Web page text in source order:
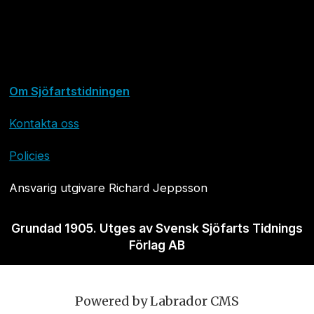
Om Sjöfartstidningen
Kontakta oss
Policies
Ansvarig utgivare Richard Jeppsson
Grundad 1905. Utges av Svensk Sjöfarts Tidnings
Förlag AB
Powered by Labrador CMS